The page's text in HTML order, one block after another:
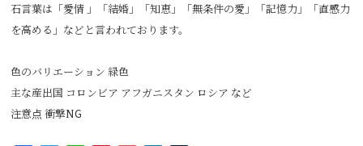
石言葉は「愛情 」「結婚」「知恵」「無条件の愛」「記憶力」「直感力
を高める」などと言われております。
色のバリエーション 緑色
主な産出国 コロンビア アフガニスタン ロシア など
注意点 衝撃NG